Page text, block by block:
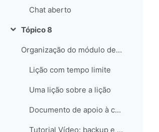
Chat aberto
Contrair
Tópico 8
Organização do módulo de aprendizagem
Lição com tempo limite
Uma lição sobre a lição
Documento de apoio à criação de Lições Moodle
Tutorial Vídeo: backup e restauro de uma lição